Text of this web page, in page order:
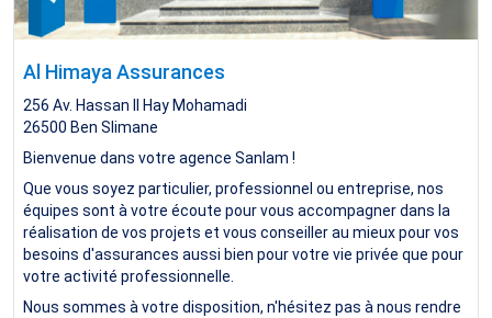
Al Himaya Assurances
256 Av. Hassan II Hay Mohamadi
26500 Ben Slimane
Bienvenue dans votre agence Sanlam !
Que vous soyez particulier, professionnel ou entreprise, nos
équipes sont à votre écoute pour vous accompagner dans la
réalisation de vos projets et vous conseiller au mieux pour vos
besoins d'assurances aussi bien pour votre vie privée que pour
votre activité professionnelle.
Nous sommes à votre disposition, n'hésitez pas à nous rendre